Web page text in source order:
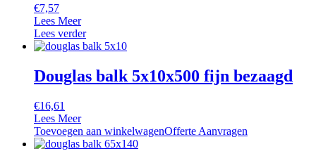
€7,57
Lees Meer
Lees verder
Douglas balk 5x10x500 fijn bezaagd
€16,61
Lees Meer
Toevoegen aan winkelwagenOfferte Aanvragen